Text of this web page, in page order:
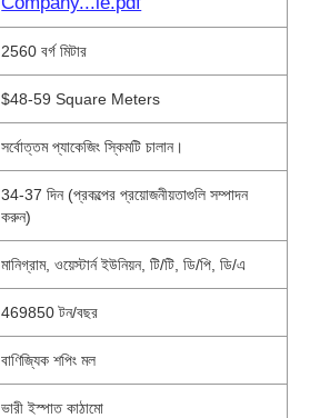
2560 বর্গ মিটার
$48-59 Square Meters
সর্বোত্তম প্যাকেজিং স্কিমটি চালান।
34-37 দিন (প্রকল্পের প্রয়োজনীয়তাগুলি সম্পাদন
করুন)
মানিগ্রাম, ওয়েস্টার্ন ইউনিয়ন, টি/টি, ডি/পি, ডি/এ
469850 টন/বছর
বাণিজ্যিক শপিং মল
ভারী ইস্পাত কাঠামো